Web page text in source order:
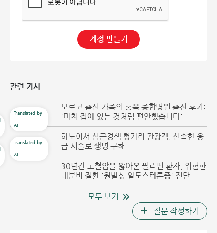
계정 만들기
관련 기사
모로코 출신 가족의 홍옥 종합병원 출산 후기:
'마치 집에 있는 것처럼 편안했습니다'
하노이서 심근경색 헝가리 관광객, 신속한 응
급 시술로 생명 구해
30년간 고혈압을 앓아온 필리핀 환자, 위험한
내분비 질환 '원발성 알도스테론증' 진단
모두 보기
의
질문 작성하기